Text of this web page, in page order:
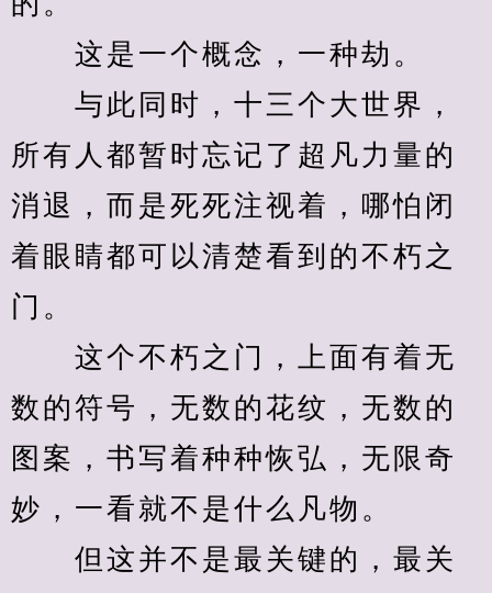
这是一个概念，一种劫。
与此同时，十三个大世界，
所有人都暂时忘记了超凡力量的
消退，而是死死注视着，哪怕闭
着眼睛都可以清楚看到的不朽之
门。
这个不朽之门，上面有着无
数的符号，无数的花纹，无数的
图案，书写着种种恢弘，无限奇
妙，一看就不是什么凡物。
但这并不是最关键的，最关